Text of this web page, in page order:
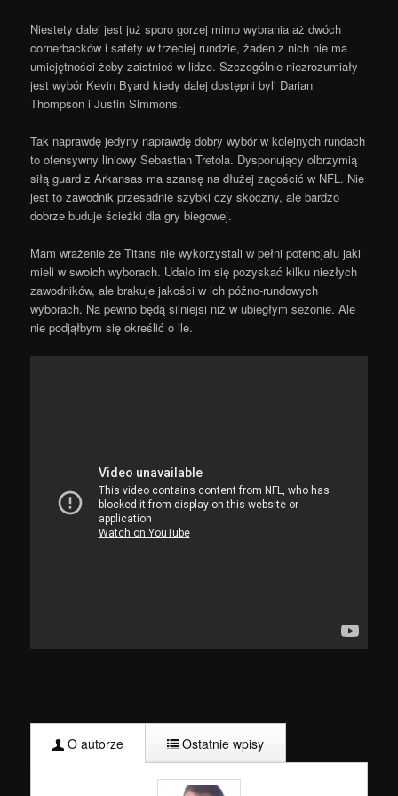
Niestety dalej jest już sporo gorzej mimo wybrania aż dwóch
cornerbacków i safety w trzeciej rundzie, żaden z nich nie ma
umiejętności żeby zaistnieć w lidze. Szczególnie niezrozumiały
jest wybór Kevin Byard kiedy dalej dostępni byli Darian
Thompson i Justin Simmons.
Tak naprawdę jedyny naprawdę dobry wybór w kolejnych rundach
to ofensywny liniowy Sebastian Tretola. Dysponujący olbrzymią
siłą guard z Arkansas ma szansę na dłużej zagościć w NFL. Nie
jest to zawodnik przesadnie szybki czy skoczny, ale bardzo
dobrze buduje ścieżki dla gry biegowej.
Mam wrażenie że Titans nie wykorzystali w pełni potencjału jaki
mieli w swoich wyborach. Udało im się pozyskać kilku niezłych
zawodników, ale brakuje jakości w ich późno-rundowych
wyborach. Na pewno będą silniejsi niż w ubiegłym sezonie. Ale
nie podjąłbym się określić o ile.
O autorze Ostatnie wpisy